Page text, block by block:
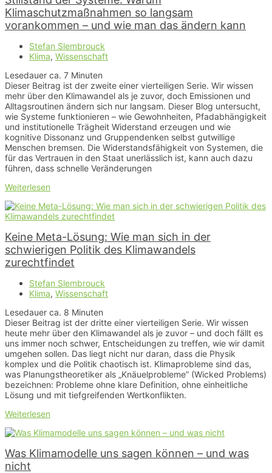
Klimaschutzmaßnahmen so langsam
vorankommen – und wie man das ändern kann
Stefan Slembrouck
Klima, Wissenschaft
Lesedauer ca. 7 Minuten
Dieser Beitrag ist der zweite einer vierteiligen Serie. Wir wissen
mehr über den Klimawandel als je zuvor, doch Emissionen und
Alltagsroutinen ändern sich nur langsam. Dieser Blog untersucht,
wie Systeme funktionieren – wie Gewohnheiten, Pfadabhängigkeit
und institutionelle Trägheit Widerstand erzeugen und wie
kognitive Dissonanz und Gruppendenken selbst gutwillige
Menschen bremsen. Die Widerstandsfähigkeit von Systemen, die
für das Vertrauen in den Staat unerlässlich ist, kann auch dazu
führen, dass schnelle Veränderungen
Weiterlesen
Keine Meta-Lösung: Wie man sich in der
schwierigen Politik des Klimawandels
zurechtfindet
Stefan Slembrouck
Klima, Wissenschaft
Lesedauer ca. 8 Minuten
Dieser Beitrag ist der dritte einer vierteiligen Serie. Wir wissen
heute mehr über den Klimawandel als je zuvor – und doch fällt es
uns immer noch schwer, Entscheidungen zu treffen, wie wir damit
umgehen sollen. Das liegt nicht nur daran, dass die Physik
komplex und die Politik chaotisch ist. Klimaprobleme sind das,
was Planungstheoretiker als „Knäuelprobleme” (Wicked Problems)
bezeichnen: Probleme ohne klare Definition, ohne einheitliche
Lösung und mit tiefgreifenden Wertkonflikten.
Weiterlesen
Was Klimamodelle uns sagen können – und was
nicht